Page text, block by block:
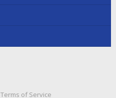
Terms of Service